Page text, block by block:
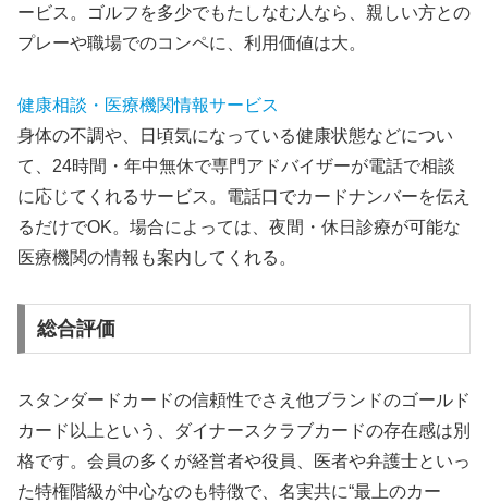
ービス。ゴルフを多少でもたしなむ人なら、親しい方との
プレーや職場でのコンペに、利用価値は大。
健康相談・医療機関情報サービス
身体の不調や、日頃気になっている健康状態などについ
て、24時間・年中無休で専門アドバイザーが電話で相談
に応じてくれるサービス。電話口でカードナンバーを伝え
るだけでOK。場合によっては、夜間・休日診療が可能な
医療機関の情報も案内してくれる。
総合評価
スタンダードカードの信頼性でさえ他ブランドのゴールド
カード以上という、ダイナースクラブカードの存在感は別
格です。会員の多くが経営者や役員、医者や弁護士といっ
た特権階級が中心なのも特徴で、名実共に“最上のカー